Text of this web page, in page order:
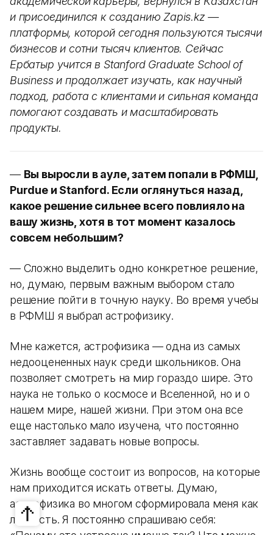
и присоединился к созданию Zapis.kz —
платформы, которой сегодня пользуются тысячи
бизнесов и сотни тысяч клиентов. Сейчас
Ербатыр учится в Stanford Graduate School of
Business и продолжает изучать, как научный
подход, работа с клиентами и сильная команда
помогают создавать и масштабировать
продукты.
— Вы выросли в ауле, затем попали в РФМШ,
Purdue и Stanford. Если оглянуться назад,
какое решение сильнее всего повлияло на
вашу жизнь, хотя в тот момент казалось
совсем небольшим?
— Сложно выделить одно конкретное решение,
но, думаю, первым важным выбором стало
решение пойти в точную науку. Во время учебы
в РФМШ я выбрал астрофизику.
Мне кажется, астрофизика — одна из самых
недооцененных наук среди школьников. Она
позволяет смотреть на мир гораздо шире. Это
наука не только о космосе и Вселенной, но и о
нашем мире, нашей жизни. При этом она все
еще настолько мало изучена, что постоянно
заставляет задавать новые вопросы.
Жизнь вообще состоит из вопросов, на которые
нам приходится искать ответы. Думаю,
астрофизика во многом сформировала меня как
личность. Я постоянно спрашиваю себя: